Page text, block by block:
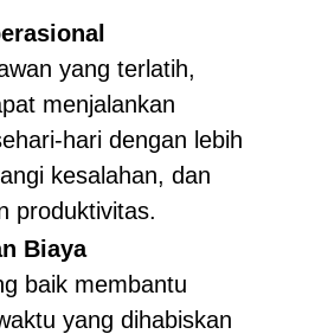
yang terlatih,
menjalankan
hari dengan lebih
kesalahan, dan
produktivitas.
Biaya
baik membantu
yang dihabiskan